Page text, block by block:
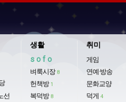
선
생활
sofo
벼룩시장 8
헌책방 1
복덕방 8
취미
게임
연예·방송
문화교양
덕게 4